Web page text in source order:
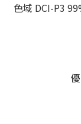
色域 DCI-P3